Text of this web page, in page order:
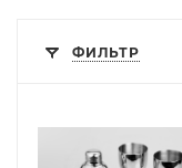
ФИЛЬТР